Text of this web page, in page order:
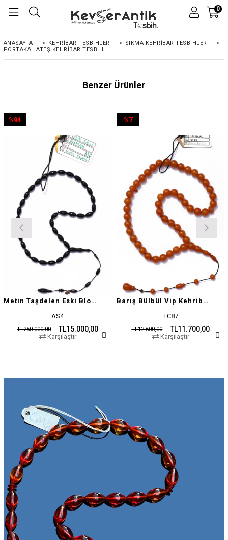
0
ANASAYFA > KEHRIBAR TESBIHLER > SIKMA KEHRİBAR TESBİHLER
>
PORTAKAL ATEŞ KEHRIBAR TESBIH
Benzer Ürünler
Metin Taşdelen Eski Blok Sıkma
AS4
TL15.000,00
TL250.000,00
%94
Karşılaştır
Barış Bülbül Vip Kehribar Tesbih
TC87
TL11.700,00
TL12.600,00
%7
Karşılaştır